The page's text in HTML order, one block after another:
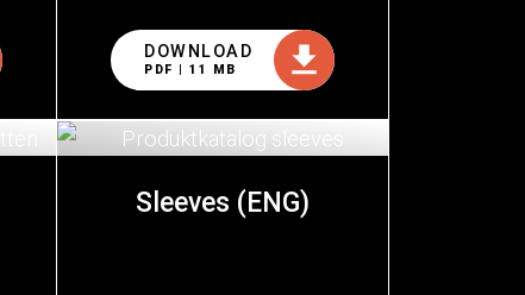
DOWNLOAD
PDF | 11 MB
Sleeves (ENG)